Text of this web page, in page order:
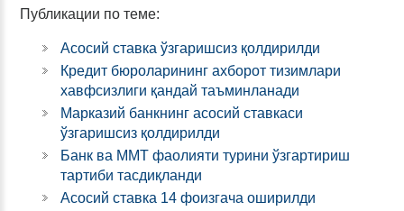
Публикации по теме:
Асосий ставка ўзгаришсиз қолдирилди
Кредит бюроларининг ахборот тизимлари
хавфсизлиги қандай таъминланади
Марказий банкнинг асосий ставкаси
ўзгаришсиз қолдирилди
Банк ва ММТ фаолияти турини ўзгартириш
тартиби тасдиқланди
Асосий ставка 14 фоизгача оширилди